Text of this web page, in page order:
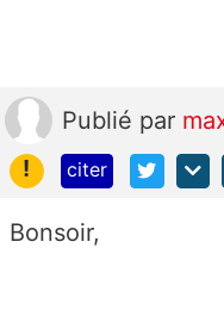
Publié par
!
citer
Bonsoir,